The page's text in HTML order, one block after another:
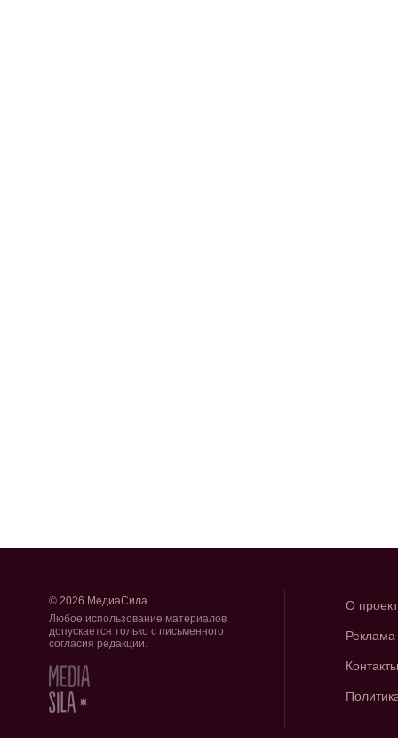
© 2026 МедиаСила
Любое использование материалов
допускается только с письменного
согласия редакции.
О
Реклама
Контакты